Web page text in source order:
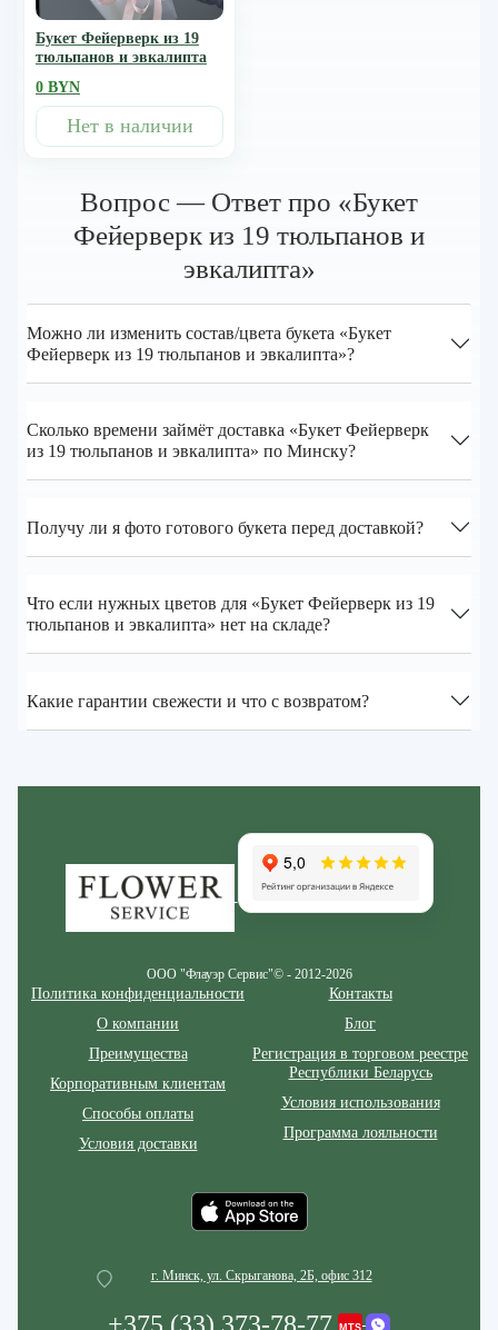
Букет Фейерверк из 19
тюльпанов и эвкалипта
0 BYN
Нет в наличии
Вопрос — Ответ про «Букет
Фейерверк из 19 тюльпанов и
эвкалипта»
Можно ли изменить состав/цвета букета «Букет
Фейерверк из 19 тюльпанов и эвкалипта»?
Сколько времени займёт доставка «Букет Фейерверк
из 19 тюльпанов и эвкалипта» по Минску?
Получу ли я фото готового букета перед доставкой?
Что если нужных цветов для «Букет Фейерверк из 19
тюльпанов и эвкалипта» нет на складе?
Какие гарантии свежести и что с возвратом?
ООО "Флауэр Сервис"© - 2012-2026
Политика конфиденциальности
О компании
Преимущества
Корпоративным клиентам
Способы оплаты
Условия доставки
Контакты
Блог
Регистрация в торговом реестре
Республики Беларусь
Условия использования
Программа лояльности
г. Минск, ул. Скрыганова, 2Б, офис 312